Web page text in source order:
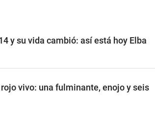
y su vida cambió: así está hoy Elba
vivo: una fulminante, enojo y seis